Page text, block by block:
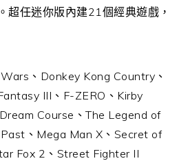
超任迷你版內建21個經典遊戲，
、Donkey Kong Country、
III、F-ZERO、Kirby
Course、The Legend of
、Mega Man X、Secret of
Fox 2、Street Fighter II